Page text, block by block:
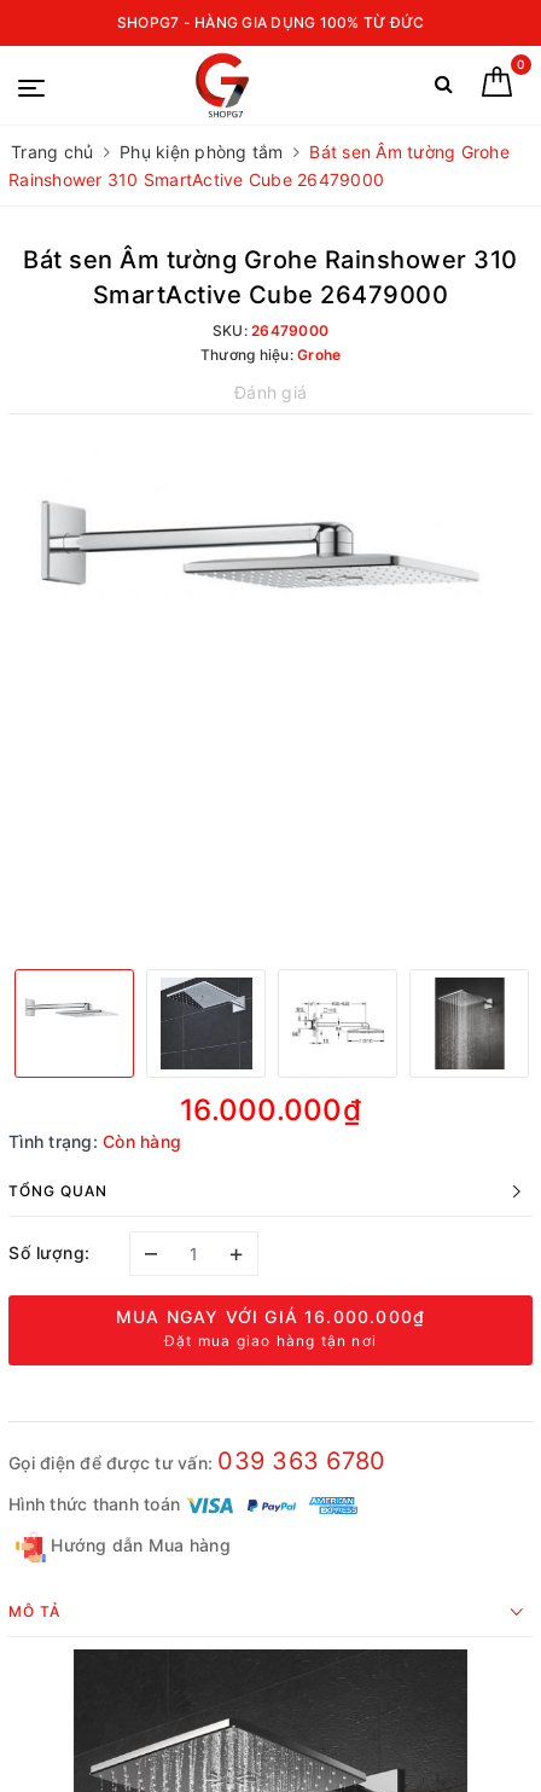
SHOPG7 - HÀNG GIA DỤNG 100% TỪ ĐỨC
0
Trang chủ Phụ kiện phòng tắm
Bát sen Âm tường Grohe
Rainshower 310 SmartActive Cube 26479000
Bát sen Âm tường Grohe Rainshower 310
SmartActive Cube 26479000
SKU:26479000
Thương hiệu: Grohe
Đánh giá
16.000.000₫
Tình trạng: Còn hàng
TỔNG QUAN
Số lượng: – +
MUA NGAY VỚI GIÁ16.000.000₫
Đặt mua giao hàng tận nơi
Gọi điện để được tư vấn: 039 363 6780
Hình thức thanh toán
Hướng dẫn Mua hàng
MÔ TẢ